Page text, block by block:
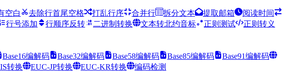
空白 去除行首尾空格 打乱行序 合并行 拆分文本 提取邮箱
阅读时间
行号添加 行顺序反转 二进制转换 文本转北约音标 正则测试
正则转义
Base16编解码 Base32编解码 Base58编解码 Base85编解码
Base91编解码
转换 EUC-JP转换 EUC-KR转换
编码检测